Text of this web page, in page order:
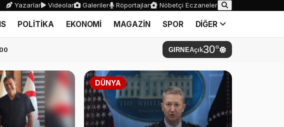
Yazarlar Videolar Galeriler Röportajlar Nöbetçi Eczaneler
POLİTİKA EKONOMİ MAGAZİN SPOR DİĞER
GIRNEAçık30°
DÜNYA